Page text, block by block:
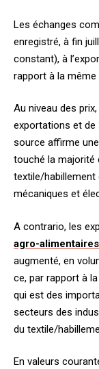
Les échanges
enregistré, à fin
constant), à
rapport à la même
Au niveau des
exportations et de
source affirme
touché la majorité
textile/habillement
mécaniques et
A contrario, les
agro-alimentaires
augmenté, en
ce, par rapport à
qui est des
secteurs des
du textile/
En valeurs